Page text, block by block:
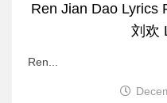
Ren Jian Dao Lyrics
刘欢
Ren...